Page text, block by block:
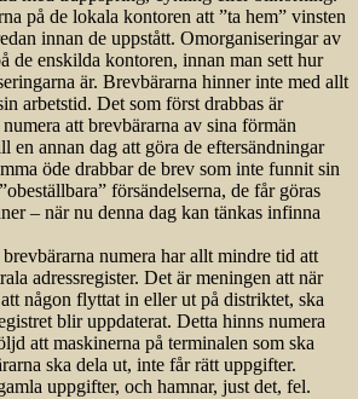
på de lokala kontoren att ”ta hem” vinsten
innan de uppstått. Omorganiseringar av
de enskilda kontoren, innan man sett hur
är. Brevbärarna hinner inte med allt
arbetstid. Det som först drabbas är
att brevbärarna av sina förmän
en annan dag att göra de eftersändningar
öde drabbar de brev som inte funnit sin
försändelserna, de får göras
– när nu denna dag kan tänkas infinna
numera har allt mindre tid att
adressregister. Det är meningen att när
någon flyttat in eller ut på distriktet, ska
blir uppdaterat. Detta hinns numera
att maskinerna på terminalen som ska
ska dela ut, inte får rätt uppgifter.
uppgifter, och hamnar, just det, fel.